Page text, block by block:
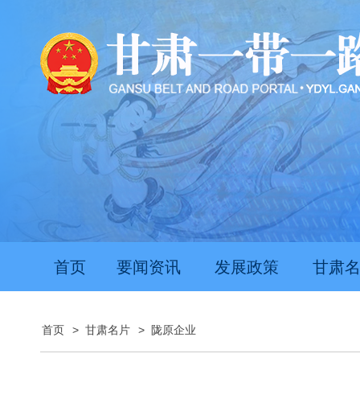
首页 要闻资讯 发展政策 甘肃
首页 > 甘肃名片 > 陇原企业